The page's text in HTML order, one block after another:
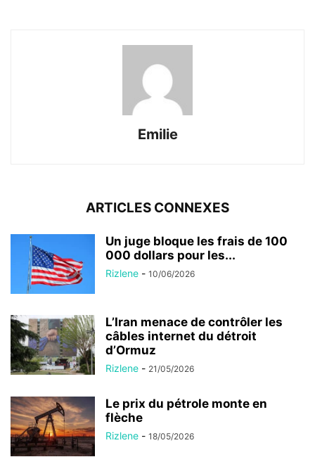
Emilie
ARTICLES CONNEXES
Un juge bloque les frais de 100
000 dollars pour les...
Rizlene - 10/06/2026
L’Iran menace de contrôler les
câbles internet du détroit
d’Ormuz
Rizlene - 21/05/2026
Le prix du pétrole monte en
flèche
Rizlene - 18/05/2026